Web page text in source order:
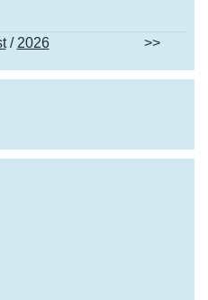
/ 2026 >>